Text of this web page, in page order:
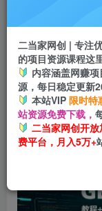
GEO优化实战课
二当家网创 | 专注
的项目资源课程这
内容涵盖网赚
源，每日稳定更新
本站VIP 限时特
站资源免费下载，
二当家网创开
费平台，月入5万+